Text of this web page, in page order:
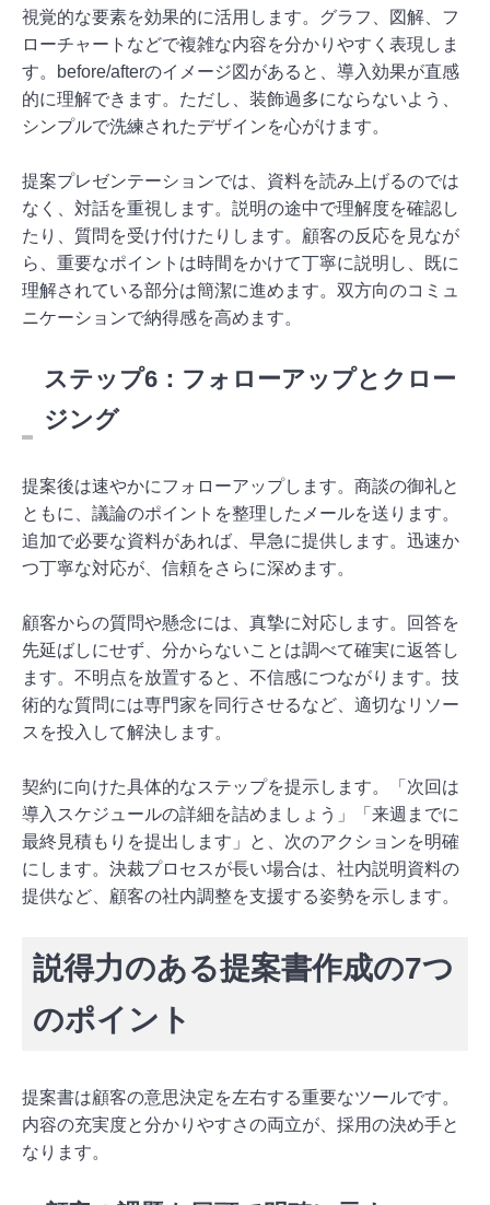
視覚的な要素を効果的に活用します。グラフ、図解、フ
ローチャートなどで複雑な内容を分かりやすく表現しま
す。before/afterのイメージ図があると、導入効果が直感
的に理解できます。ただし、装飾過多にならないよう、
シンプルで洗練されたデザインを心がけます。
提案プレゼンテーションでは、資料を読み上げるのでは
なく、対話を重視します。説明の途中で理解度を確認し
たり、質問を受け付けたりします。顧客の反応を見なが
ら、重要なポイントは時間をかけて丁寧に説明し、既に
理解されている部分は簡潔に進めます。双方向のコミュ
ニケーションで納得感を高めます。
ステップ6：フォローアップとクロー
ジング
提案後は速やかにフォローアップします。商談の御礼と
ともに、議論のポイントを整理したメールを送ります。
追加で必要な資料があれば、早急に提供します。迅速か
つ丁寧な対応が、信頼をさらに深めます。
顧客からの質問や懸念には、真摯に対応します。回答を
先延ばしにせず、分からないことは調べて確実に返答し
ます。不明点を放置すると、不信感につながります。技
術的な質問には専門家を同行させるなど、適切なリソー
スを投入して解決します。
契約に向けた具体的なステップを提示します。「次回は
導入スケジュールの詳細を詰めましょう」「来週までに
最終見積もりを提出します」と、次のアクションを明確
にします。決裁プロセスが長い場合は、社内説明資料の
提供など、顧客の社内調整を支援する姿勢を示します。
説得力のある提案書作成の7つ
のポイント
提案書は顧客の意思決定を左右する重要なツールです。
内容の充実度と分かりやすさの両立が、採用の決め手と
なります。